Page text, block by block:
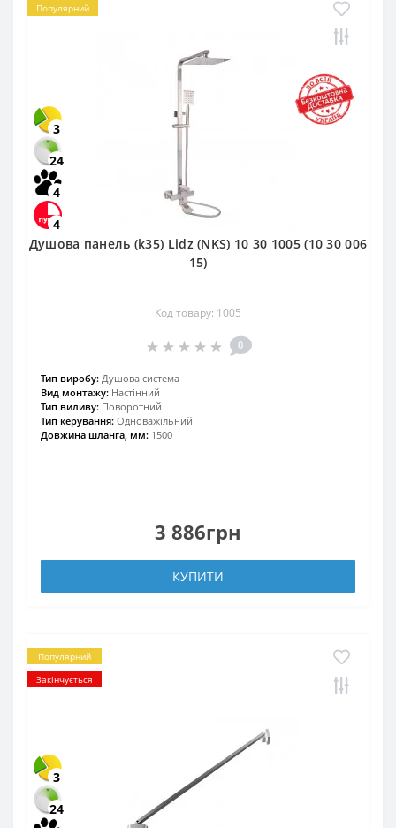
Популярний
3
24
4
4
Душова панель (k35) Lidz (NKS) 10 30 1005 (10 30 006
15)
Код товару: 1005
0
Тип виробу: Душова система
Вид монтажу: Настінний
Тип виливу: Поворотний
Тип керування: Одноважільний
Довжина шланга, мм: 1500
3 886грн
КУПИТИ
Популярний
Закінчується
3
24